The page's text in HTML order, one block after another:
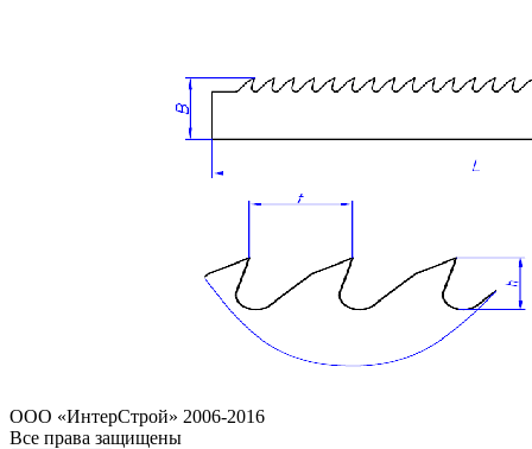
OOO «ИнтерСтрой» 2006-2016
Все права защищены